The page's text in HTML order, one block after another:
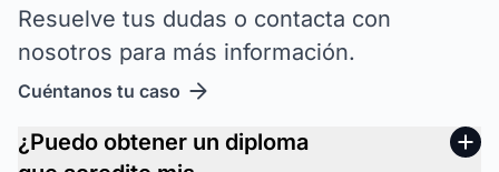
Resuelve tus dudas o contacta con
nosotros para más información.
Cuéntanos tu caso
¿Puedo obtener un diploma